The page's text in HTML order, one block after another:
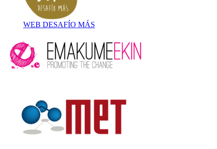
WEB DESAFÍO MÁS